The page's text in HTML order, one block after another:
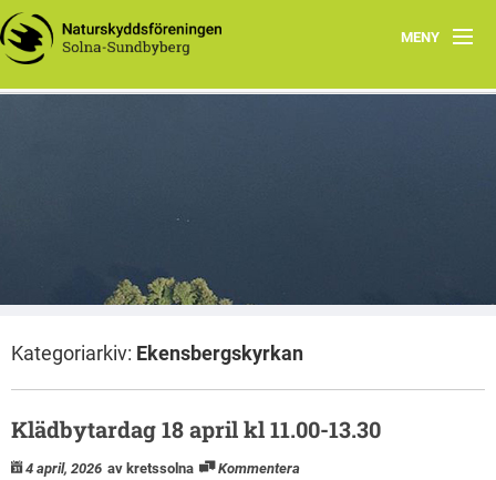
MENY
Hem
Dokument
Kategoriarkiv: Ekensbergskyrkan
Klädbytardag 18 april kl 11.00-13.30
4 april, 2026 av kretssolna Kommentera